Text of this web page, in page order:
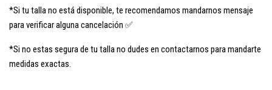
*Si tu talla no está disponible, te recomendamos mandarnos mensaje
para verificar alguna cancelación ✅
*Si no estas segura de tu talla no dudes en contactarnos para mandarte
medidas exactas.